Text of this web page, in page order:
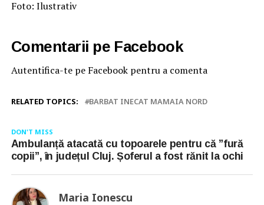
Foto: Ilustrativ
Comentarii pe Facebook
Autentifica-te pe Facebook pentru a comenta
RELATED TOPICS: BARBAT INECAT MAMAIA NORD
DON'T MISS
Ambulanță atacată cu topoarele pentru că ”fură
copii”, în județul Cluj. Șoferul a fost rănit la ochi
Maria Ionescu